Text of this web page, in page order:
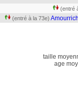
(entré
(entré à la 73e)
taille
age